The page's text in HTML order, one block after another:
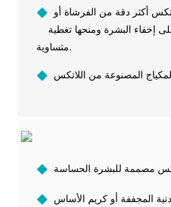
◆
إخفاء البشرة ومنحها تغطية
متساوية.
◆
◆
◆